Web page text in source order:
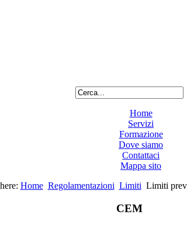
Home
Servizi
Formazione
Dove siamo
Contattaci
Mappa sito
Home Regolamentazioni Limiti Limiti
CEM